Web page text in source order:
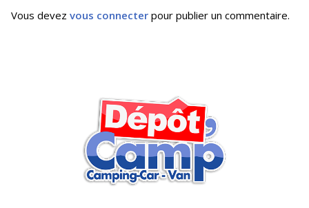
Vous devez vous connecter pour publier un commentaire.